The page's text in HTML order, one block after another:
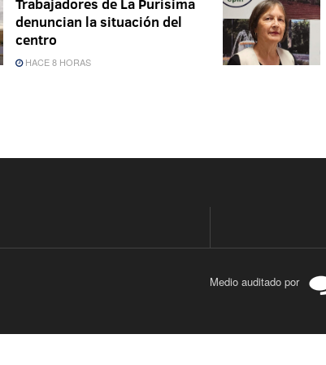
Trabajadores de La Purísima
denuncian la situación del
centro
HACE 8 HORAS
Medio auditado por